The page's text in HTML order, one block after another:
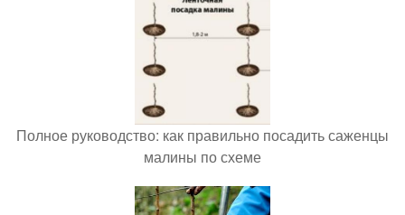
Полное руководство: как правильно посадить саженцы
малины по схеме